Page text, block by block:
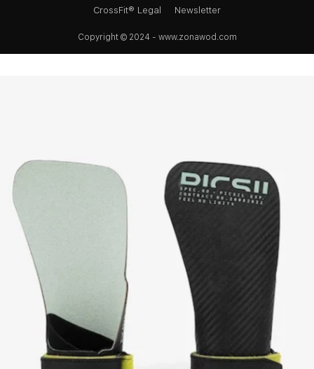
CrossFit® Legal
Newsletter
Copyright © 2024 - www.zonawod.com